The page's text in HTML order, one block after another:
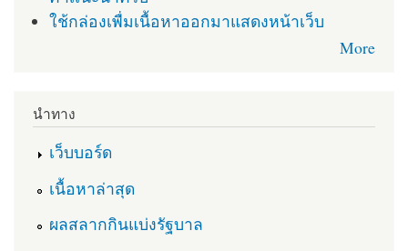
ใช้กล่องเพื่มเนื้อหาออกมาแสดงหน้าเว็บ
More
นำทาง
เว็บบอร์ด
เนื้อหาล่าสุด
ผลสลากกินแบ่งรัฐบาล